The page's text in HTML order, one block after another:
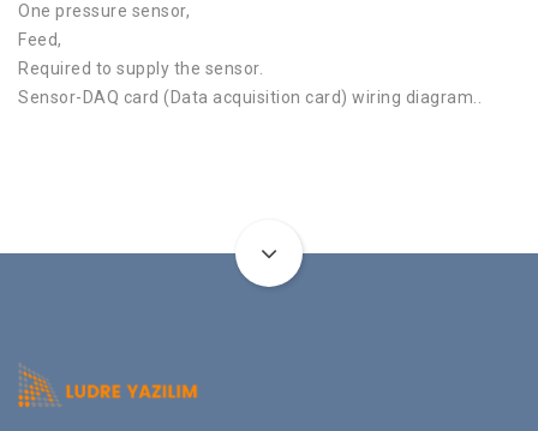
One pressure sensor,
Feed,
Required to supply the sensor.
Sensor-DAQ card (Data acquisition card) wiring diagram..